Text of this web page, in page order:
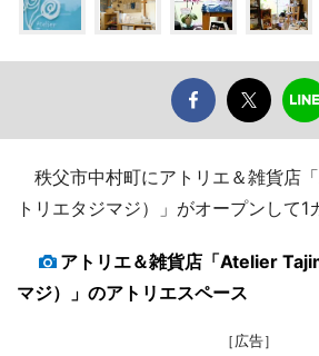
秩父市中村町にアトリエ＆雑貨店
トリエタジマジ）」がオープンして1
アトリエ＆雑貨店「Atelier
マジ）」のアトリエスペース
［広告］